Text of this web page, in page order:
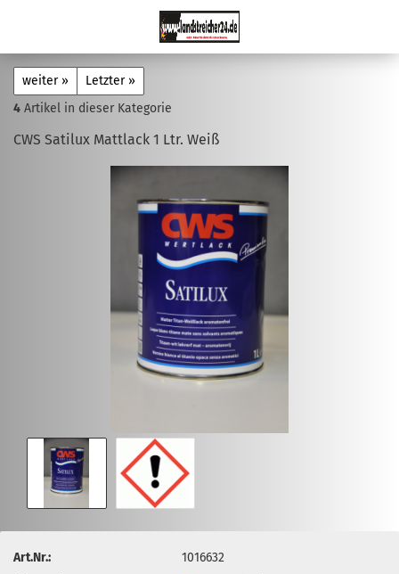
weiter »
Letzter »
4 Artikel in dieser Kategorie
CWS Satilux Mattlack 1 Ltr. Weiß
Art.Nr.:
1016632